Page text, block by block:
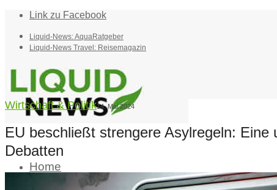
Link zu Facebook
Liquid-News: AquaRatgeber
Liquid-News Travel: Reisemagazin
Home
Wirtschaft & Politik14. Mai 2024
EU beschließt strengere Asylregeln:
Debatten